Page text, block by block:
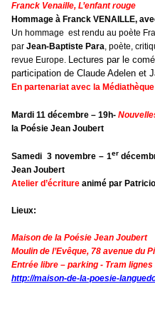
Franck Venaille, L’enfant rouge
Hommage à Franck VENAILLE,
Un hommage est rendu au poète
par Jean-Baptiste Para, poète,
revue Europe. Lectures par le
participation de Claude Adelen et
En partenariat avec la
Mardi 11 décembre – 19h-
la Poésie Jean Joubert
Samedi 3 novembre – 1er
Jean Joubert
Atelier d’écriture animé par
Lieux:
Maison de la Poésie Jean Joubert
Moulin de l’Evêque, 78 avenue du
Entrée libre – parking - Tram
http://maison-de-la-poesie-